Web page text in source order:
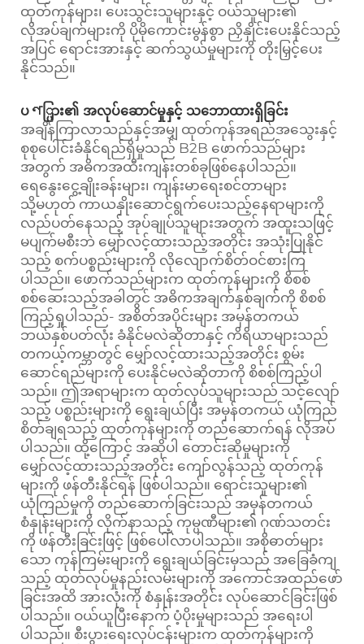
ထုတ်ကုန်များ၊ ပေးသွင်းသူများနှင့် ဝယ်သူများ၏
လိုအပ်ချက်များကို ပိုမိုကောင်းမွန်စွာ ညှိနှိုင်းပေးနိုင်သည့်
အပြင် ရောင်းအားနှင့် ဆက်သွယ်မှုများကို တိုးမြှင့်ပေး
နိုင်သည်။
ပণ္ပြား၏ အလုပ်ဆောင်မှုနှင့် သဘောထားရှိခြင်း
အချိန်ကြာလာသည်နှင့်အမျှ ထုတ်ကုန်အရည်အသွေးနှင့်
စုစုပေါင်းခံနိုင်ရည်ရှိမှုသည် B2B ဖောက်သည်များ
အတွက် အဓိကအထီးကျန်းတစ်ခုဖြစ်နေပါသည်။
ရေနွေးငွေ့ချိုးခန်းများ၊ ကျန်းမာရေးစင်တာများ
သို့မဟုတ် ကာယနှိုးဆောင်ရွက်ပေးသည့်နေရာများကို
လည်ပတ်နေသည့် အုပ်ချုပ်သူများအတွက် အထူးသဖြင့်
မပျက်မစီးဘဲ မျှော်လင့်ထားသည့်အတိုင်း အသုံးပြုနိုင်
သည့် စက်ပစ္စည်းများကို လိုလျောက်စိတ်ဝင်စားကြ
ပါသည်။ ဖောက်သည်များက ထုတ်ကုန်များကို စိစစ်
စစ်ဆေးသည့်အခါတွင် အဓိကအချက်နှစ်ချက်ကို စိစစ်
ကြည့်ရှုပါသည်- အစိတ်အပိုင်းများ အမှန်တကယ်
ဘယ်နှစ်ပတ်လုံး ခံနိုင်မလဲဆိုတာနှင့် ကိရိယာများသည်
တကယ့်ကမ္ဘာတွင် မျှော်လင့်ထားသည့်အတိုင်း စွမ်း
ဆောင်ရည်များကို ပေးနိုင်မလဲဆိုတာကို စိစစ်ကြည့်ပါ
သည်။ ဤအရာများက ထုတ်လုပ်သူများသည် သင့်လျော်
သည့် ပစ္စည်းများကို ရွေးချယ်ပြီး အမှန်တကယ် ယုံကြည်
စိတ်ချရသည့် ထုတ်ကုန်များကို တည်ဆောက်ရန် လိုအပ်
ပါသည်။ ထို့ကြောင့် အဆိုပါ တောင်းဆိုမှုများကို
မျှော်လင့်ထားသည့်အတိုင်း ကျော်လွန်သည့် ထုတ်ကုန်
များကို ဖန်တီးနိုင်ရန် ဖြစ်ပါသည်။ ရောင်းသူများ၏
ယုံကြည်မှုကို တည်ဆောက်ခြင်းသည် အမှန်တကယ်
စံနှုန်းများကို လိုက်နာသည့် ကုမ္ပဏီများ၏ ဂုဏ်သတင်း
ကို ဖန်တီးခြင်းဖြင့် ဖြစ်ပေါ်လာပါသည်။ အစိုဓာတ်များ
သော ကုန်ကြမ်းများကို ရွေးချယ်ခြင်းမှသည် အခြေခံကျ
သည့် ထုတ်လုပ်မှုနည်းလမ်းများကို အကောင်အထည်ဖော်
ခြင်းအထိ အားလုံးကို စံနှုန်းအတိုင်း လုပ်ဆောင်ခြင်းဖြစ်
ပါသည်။ ဝယ်ယူပြီးနောက် ပံ့ပိုးမှုများသည် အရေးပါ
ပါသည်။ စီးပွားရေးလုပ်ငန်းများက ထုတ်ကုန်များကို